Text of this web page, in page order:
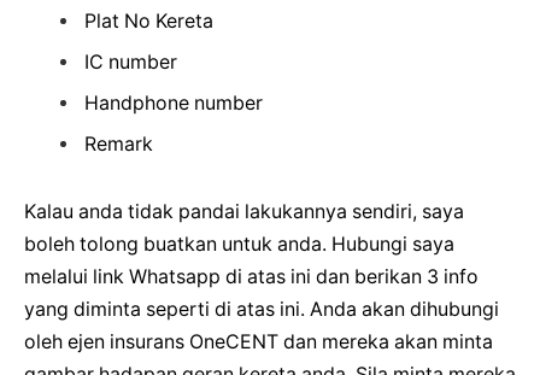
Plat No Kereta
IC number
Handphone number
Remark
Kalau anda tidak pandai lakukannya sendiri, saya
boleh tolong buatkan untuk anda. Hubungi saya
melalui link Whatsapp di atas ini dan berikan 3 info
yang diminta seperti di atas ini. Anda akan dihubungi
oleh ejen insurans OneCENT dan mereka akan minta